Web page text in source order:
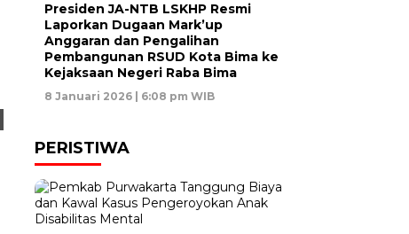
Presiden JA-NTB LSKHP Resmi
Laporkan Dugaan Mark’up
Anggaran dan Pengalihan
Pembangunan RSUD Kota Bima ke
Kejaksaan Negeri Raba Bima
8 Januari 2026 | 6:08 pm WIB
PERISTIWA